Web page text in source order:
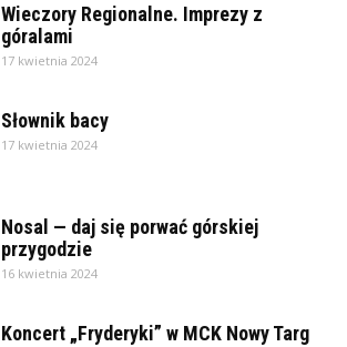
Wieczory Regionalne. Imprezy z
góralami
17 kwietnia 2024
Słownik bacy
17 kwietnia 2024
Nosal — daj się porwać górskiej
przygodzie
16 kwietnia 2024
Koncert „Fryderyki” w MCK Nowy Targ